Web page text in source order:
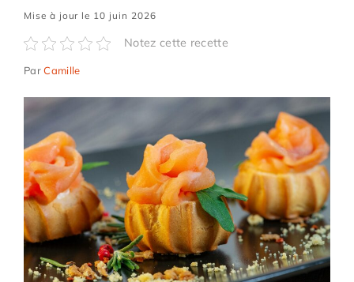
Mise à jour le 10 juin 2026
Notez cette recette
ParCamille